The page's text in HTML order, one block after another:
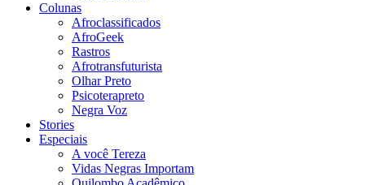
Colunas
Afroclassificados
AfroGeek
Rastros
Afrotransfuturista
Olhar Preto
Psicoterapreto
Negra Voz
Stories
Especiais
A você Tereza
Vidas Negras Importam